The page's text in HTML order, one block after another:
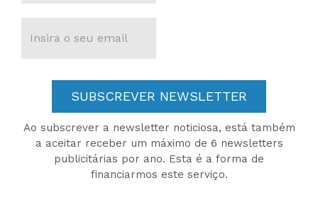
SUBSCREVER NEWSLETTER
Ao subscrever a newsletter noticiosa, está também
a aceitar receber um máximo de 6 newsletters
publicitárias por ano. Esta é a forma de
financiarmos este serviço.